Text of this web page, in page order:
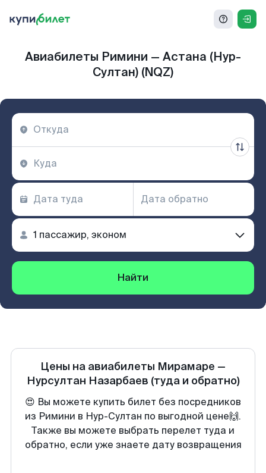
Авиабилеты Римини — Астана (Нур-
Султан) (NQZ)
Найти
Цены на авиабилеты Мирамаре —
Нурсултан Назарбаев (туда и обратно)
😍 Вы можете купить билет без посредников
из Римини в Нур-Султан по выгодной цене🙌.
Также вы можете выбрать перелет туда и
обратно, если уже знаете дату возвращения